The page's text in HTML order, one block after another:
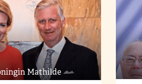
Mathilde